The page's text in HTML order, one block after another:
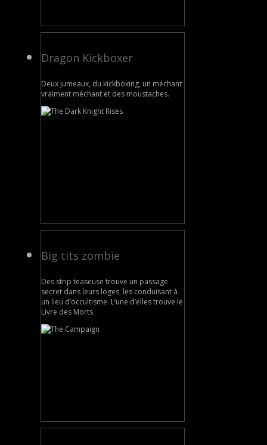
Dragon Kickboxer
Deux jumeaux, du kickboxing, un méchant
vraiment méchant et des moustaches.
Big tits zombie
Des strip teaseuse trouve un passage
secret dans leurs loges, les conduisant à
un lieu d’occultisme. L’une d’elles trouve le
Livre des Morts.